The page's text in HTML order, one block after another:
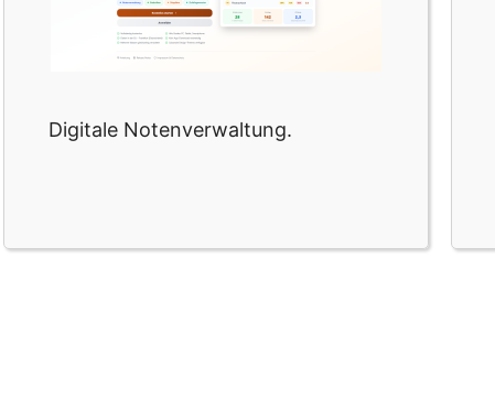
Digitale Notenverwaltung.